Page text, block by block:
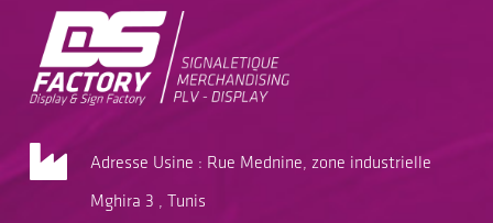
Adresse Usine : Rue Mednine, zone industrielle
Mghira 3 , Tunis